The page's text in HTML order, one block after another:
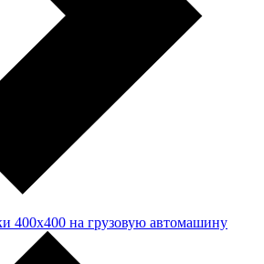
400х400 на грузовую автомашину